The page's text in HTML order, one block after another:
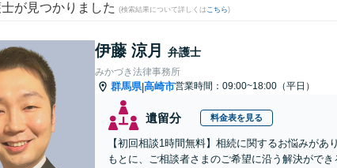
士が見つかりました (検索結果について詳しくは こちら)
伊藤 涼月 弁護士
みかづき法律事務所
群馬県|高崎市営業時間：09:00~18:00（平日）
遺留分 料金表を見る
【初回相談1時間無料】相続に関するお悩みが
もとに、ご相談者さまのご希望に沿う解決がで